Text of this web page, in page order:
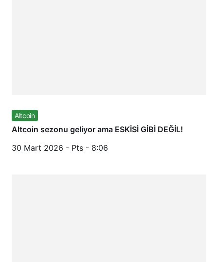
Altcoin
Altcoin sezonu geliyor ama ESKİSİ GİBİ DEĞİL!
30 Mart 2026 - Pts - 8:06